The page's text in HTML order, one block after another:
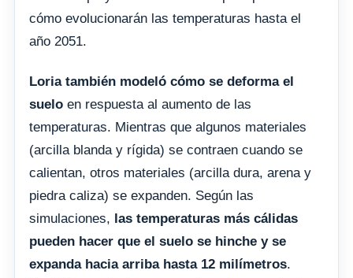
cómo evolucionarán las temperaturas hasta el
año 2051.
Loria también modeló cómo se deforma el
suelo en respuesta al aumento de las
temperaturas. Mientras que algunos materiales
(arcilla blanda y rígida) se contraen cuando se
calientan, otros materiales (arcilla dura, arena y
piedra caliza) se expanden. Según las
simulaciones, las temperaturas más cálidas
pueden hacer que el suelo se hinche y se
expanda hacia arriba hasta 12 milímetros.